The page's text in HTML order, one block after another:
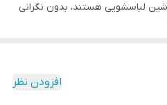
لباسشویی هستند، بدون نگرانی
افزودن نظر